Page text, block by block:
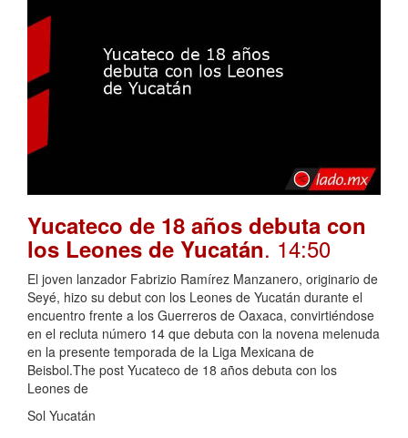
Yucateco de 18 años debuta con
los Leones de Yucatán. 14:50
El joven lanzador Fabrizio Ramírez Manzanero, originario de
Seyé, hizo su debut con los Leones de Yucatán durante el
encuentro frente a los Guerreros de Oaxaca, convirtiéndose
en el recluta número 14 que debuta con la novena melenuda
en la presente temporada de la Liga Mexicana de
Beisbol.The post Yucateco de 18 años debuta con los
Leones de
Sol Yucatán